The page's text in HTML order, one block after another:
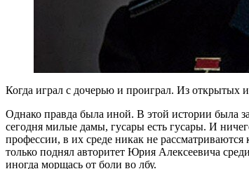
Когда играл с дочерью и проиграл. Из открытых
Однако правда была иной. В этой истории была
сегодня милые дамы, гусары есть гусары. И
профессии, в их среде никак не
только поднял авторитет Юрия Алексеевича
иногда морщась от боли во лбу.